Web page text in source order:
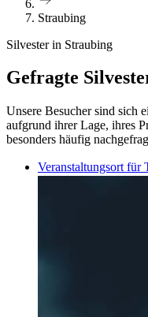
Straubing
Silvester in Straubing
Gefragte
Unsere Besucher sind sich
aufgrund ihrer Lage, ihres
besonders häufig
Veranstaltungsort für